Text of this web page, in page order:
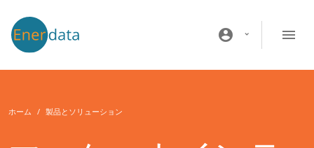
account_circle
ホーム 製品とソリューション